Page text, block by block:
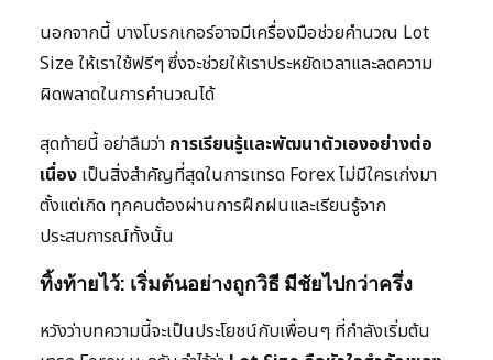
นอกจากนี้ บางโบรกเกอร์อาจมีเครื่องมือช่วยคำนวณ Lot
Size ให้เราใช้ฟรีๆ ซึ่งจะช่วยให้เราประหยัดเวลาและลดความ
ผิดพลาดในการคำนวณได้
สุดท้ายนี้ อย่าลืมว่า การเรียนรู้และพัฒนาตัวเองอย่างต่อ
เนื่อง เป็นสิ่งสำคัญที่สุดในการเทรด Forex ไม่มีใครเก่งมา
ตั้งแต่เกิด ทุกคนต้องผ่านการฝึกฝนและเรียนรู้จาก
ประสบการณ์ทั้งนั้น
ทิ้งท้ายไว้: เริ่มต้นอย่างถูกวิธี มีชัยไปกว่าครึ่ง
หวังว่าบทความนี้จะเป็นประโยชน์กับเพื่อนๆ ที่กำลังเริ่มต้น